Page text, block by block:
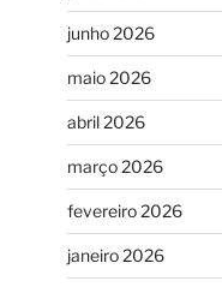
junho 2026
maio 2026
abril 2026
março 2026
fevereiro 2026
janeiro 2026